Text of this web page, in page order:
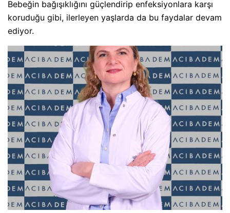
Bebeğin bağışıklığını güçlendirip enfeksiyonlara karşı
koruduğu gibi, ilerleyen yaşlarda da bu faydalar devam
ediyor.